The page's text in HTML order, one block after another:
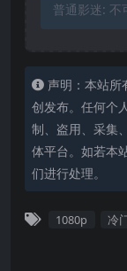
普通影迷: 不
声明：本站所
创发布。任何个
制、盗用、采集
体平台。如若本
们进行处理。
1080p 冷